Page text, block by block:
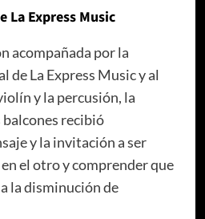
La Express Music
acompañada por la
La Express Music y al
y la percusión, la
recibió
y la invitación a ser
el otro y comprender que
la disminución de